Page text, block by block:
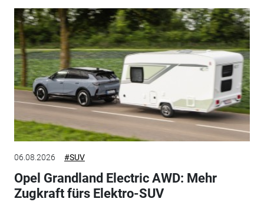
06.08.2026 #SUV
Opel Grandland Electric AWD: Mehr
Zugkraft fürs Elektro-SUV